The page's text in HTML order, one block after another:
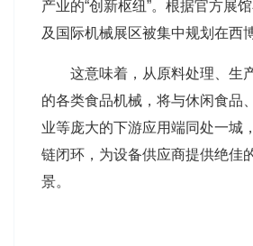
产业的“创新枢纽”。根据官方展
及国际机械展区被集中规划在西
这意味着，从原料处理、生
的各类食品机械，将与休闲食品
业等庞大的下游应用端同处一城
链闭环，为设备供应商提供绝佳
景。